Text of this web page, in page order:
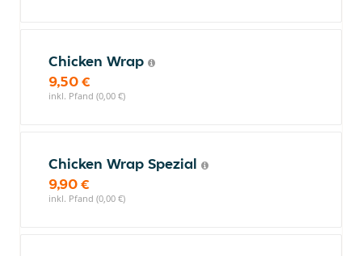
Chicken Wrap
9,50 €
inkl. Pfand (0,00 €)
Chicken Wrap Spezial
9,90 €
inkl. Pfand (0,00 €)